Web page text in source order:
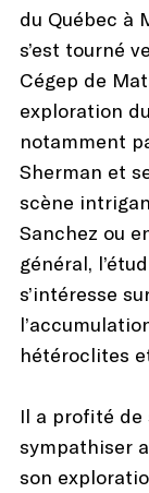
du Québec à
s’est tourné
Cégep de
exploration
notamment
Sherman et
scène
Sanchez ou
général,
s’intéresse
hétéroclites
Il a profité de
sympathiser
son